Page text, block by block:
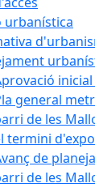
urbanística
general
de les
termini
de
de les